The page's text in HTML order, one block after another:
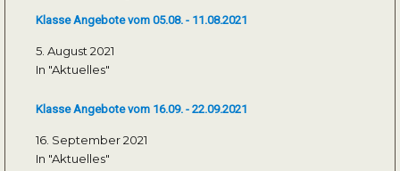
Klasse Angebote vom 05.08. - 11.08.2021
5. August 2021
In "Aktuelles"
Klasse Angebote vom 16.09. - 22.09.2021
16. September 2021
In "Aktuelles"